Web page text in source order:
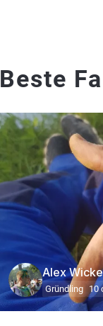
Beste
Alex Wicke
Gründling 10